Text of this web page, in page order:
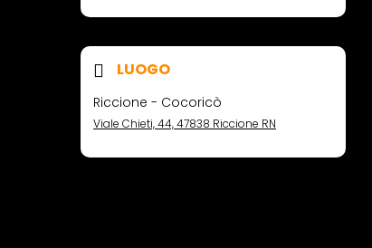
LUOGO
Riccione - Cocoricò
Viale Chieti, 44, 47838 Riccione RN